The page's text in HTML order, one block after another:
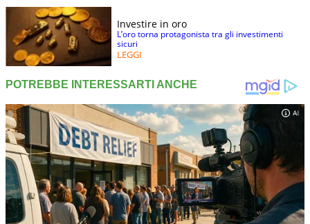
Investire in oro
L’oro torna protagonista tra gli investimenti
sicuri
LEGGI